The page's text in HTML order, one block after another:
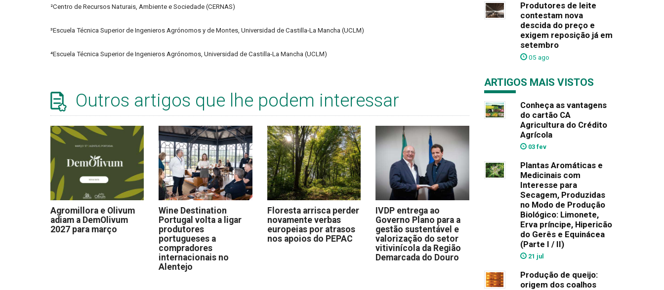
²Centro de Recursos Naturais, Ambiente e Sociedade (CERNAS)
³Escuela Técnica Superior de Ingenieros Agrónomos y de Montes, Universidad de Castilla-La Mancha (UCLM)
⁴Escuela Técnica Superior de Ingenieros Agrónomos, Universidad de Castilla-La Mancha (UCLM)
Outros artigos que lhe podem interessar
Agromillora e Olivum
adiam a DemOlivum
2027 para março
Wine Destination
Portugal volta a ligar
produtores
portugueses a
compradores
internacionais no
Alentejo
Floresta arrisca perder
novamente verbas
europeias por atrasos
nos apoios do PEPAC
IVDP entrega ao
Governo Plano para a
gestão sustentável e
valorização do setor
vitivinícola da Região
Demarcada do Douro
Produtores de leite
contestam nova
descida do preço e
exigem reposição já em
setembro
05 ago
ARTIGOS MAIS VISTOS
Conheça as vantagens
do cartão CA
Agricultura do Crédito
Agrícola
03 fev
Plantas Aromáticas e
Medicinais com
Interesse para
Secagem, Produzidas
no Modo de Produção
Biológico: Limonete,
Erva príncipe, Hipericão
do Gerês e Equinácea
(Parte I / II)
21 jul
Produção de queijo:
origem dos coalhos